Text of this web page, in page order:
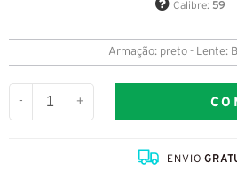
Calibre: 59
Armação: preto - Lente:
- +
ENVIO